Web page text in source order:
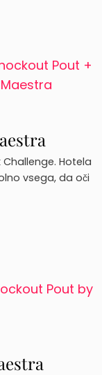
Hotela
vsega, da oči